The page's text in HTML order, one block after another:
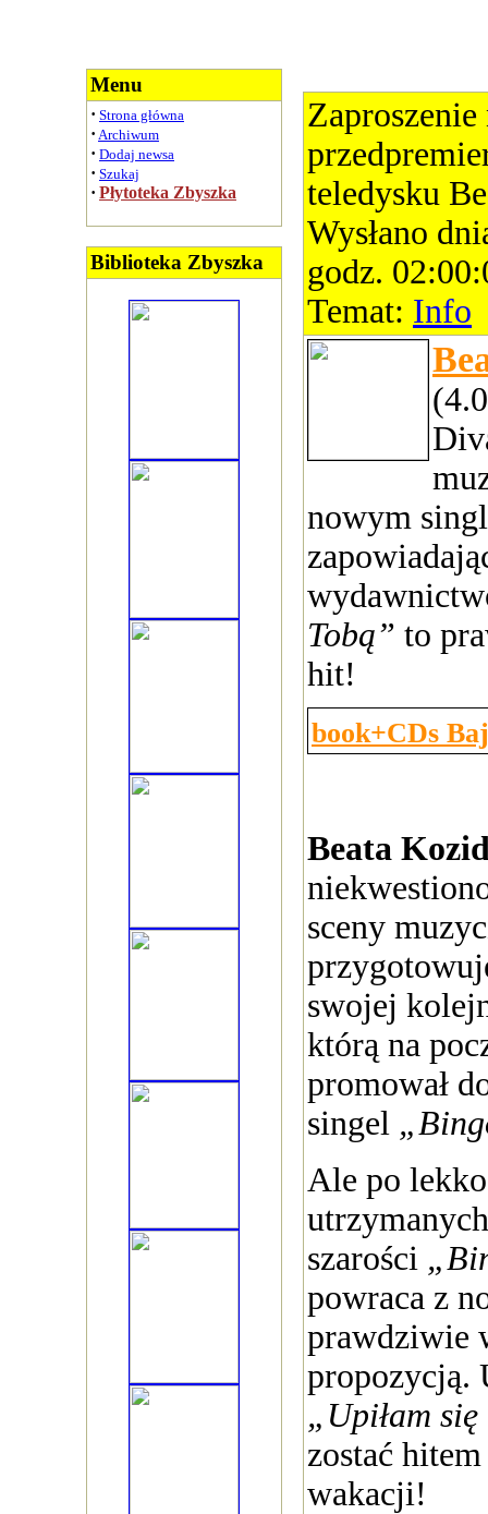
Menu
· Strona główna
· Archiwum
· Dodaj newsa
· Szukaj
· Płytoteka Zbyszka
Biblioteka Zbyszka
Zaproszenie
teledysku
Wysłano
godz.
Temat: Info
nowym
Tobą” to
hit!
book+CDs
Beata
sceny
swojej
którą na
promował
singel
Ale po
szarości
powraca z
prawdziwie
propozycją.
„Upiłam
zostać
wakacji!